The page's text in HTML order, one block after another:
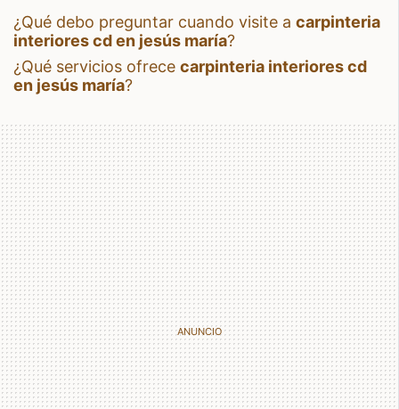
¿qué debo preguntar cuando visite a carpinteria
interiores cd en jesús maría?
¿qué servicios ofrece carpinteria interiores cd
en jesús maría?